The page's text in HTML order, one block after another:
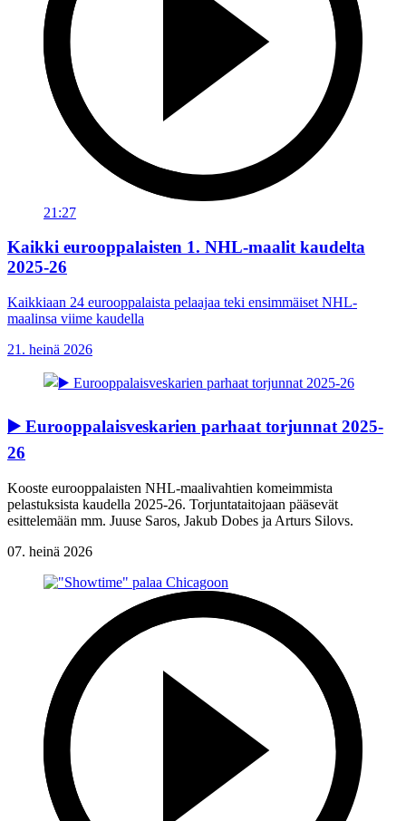
21:27
Kaikki eurooppalaisten 1. NHL-maalit kaudelta
2025-26
Kaikkiaan 24 eurooppalaista pelaajaa teki ensimmäiset NHL-
maalinsa viime kaudella
21. heinä 2026
▶️ Eurooppalaisveskarien parhaat torjunnat 2025-
26
Kooste eurooppalaisten NHL-maalivahtien komeimmista
pelastuksista kaudella 2025-26. Torjuntataitojaan pääsevät
esittelemään mm. Juuse Saros, Jakub Dobes ja Arturs Silovs.
07. heinä 2026